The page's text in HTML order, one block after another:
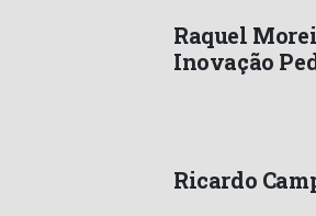
Raquel
Inovação
Ricardo